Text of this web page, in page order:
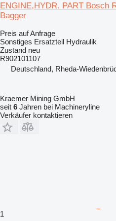
ENGINE,HYDR. PART Bosch
Bagger
Preis auf Anfrage
Sonstiges Ersatzteil Hydraulik
Zustand neu
R902101107
Deutschland, Rheda-
Kraemer Mining GmbH
seit 6 Jahren bei Machineryline
Verkäufer kontaktieren
1